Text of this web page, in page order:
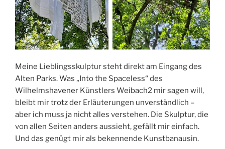
Meine Lieblingsskulptur steht direkt am Eingang des
Alten Parks. Was „Into the Spaceless“ des
Wilhelmshavener Künstlers Weibach2 mir sagen will,
bleibt mir trotz der Erläuterungen unverständlich –
aber ich muss ja nicht alles verstehen. Die Skulptur, die
von allen Seiten anders aussieht, gefällt mir einfach.
Und das genügt mir als bekennende Kunstbanausin.